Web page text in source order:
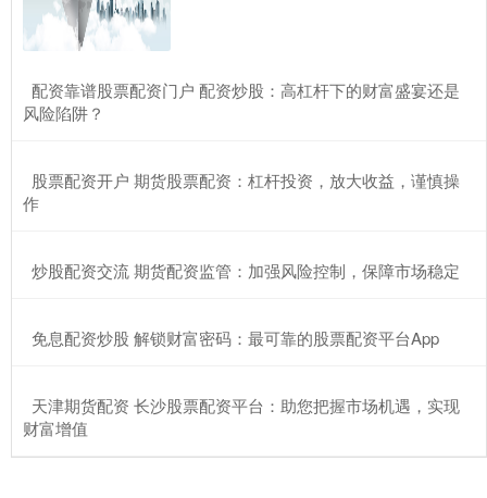
​配资靠谱股票配资门户 配资炒股：高杠杆下的财富盛宴还是
风险陷阱？
​股票配资开户 期货股票配资：杠杆投资，放大收益，谨慎操
作
​炒股配资交流 期货配资监管：加强风险控制，保障市场稳定
​免息配资炒股 解锁财富密码：最可靠的股票配资平台App
​天津期货配资 长沙股票配资平台：助您把握市场机遇，实现
财富增值